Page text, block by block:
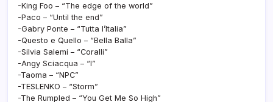
-King Foo – “The edge of the world”
-Paco – “Until the end”
-Gabry Ponte – “Tutta l’Italia”
-Questo e Quello – “Bella Balla”
-Silvia Salemi – “Coralli”
-Angy Sciacqua – “I”
-Taoma – “NPC”
-TESLENKO – “Storm”
-The Rumpled – “You Get Me So High”